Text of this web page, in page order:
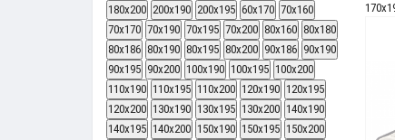
180х200 200x190 200x195 60x170 70x160
70x170 70x190 70x195 70x200 80x160 80x180
80x186 80x190 80x195 80x200 90x186 90x190
90x195 90x200 100x190 100x195 100x200
110x190 110x195 110x200 120x190 120x195
120x200 130x190 130x195 130x200 140x190
140x195 140x200 150x190 150x195 150x200